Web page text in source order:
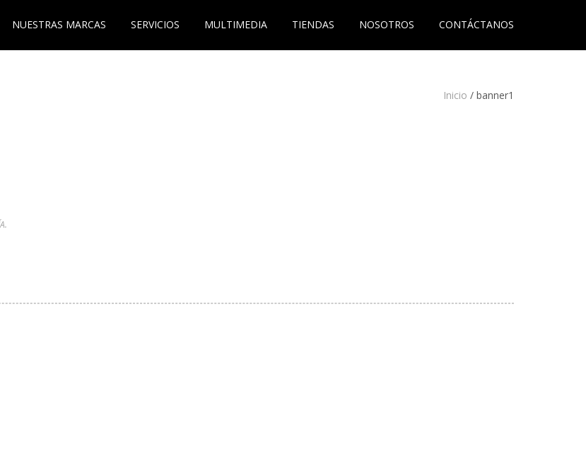
NUESTRAS MARCAS SERVICIOS MULTIMEDIA TIENDAS NOSOTROS CONTÁCTANOS
Inicio / banner1